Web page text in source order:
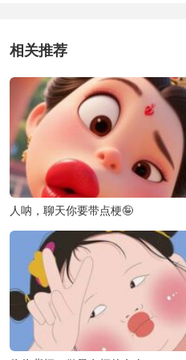
相关推荐
人呐，聊天你要带点梗🤪